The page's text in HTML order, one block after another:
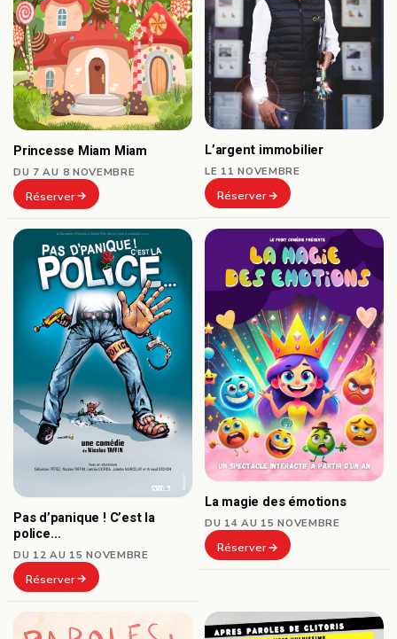
Princesse Miam Miam
DU 7 AU 8 NOVEMBRE
Réserver
L’argent immobilier
LE 11 NOVEMBRE
Réserver
Pas d’panique ! C’est la
police…
DU 12 AU 15 NOVEMBRE
Réserver
La magie des émotions
DU 14 AU 15 NOVEMBRE
Réserver